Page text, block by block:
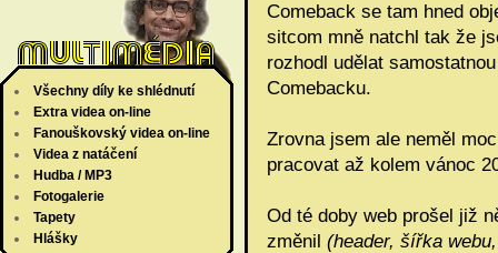
Všechny díly ke shlédnutí
Extra videa on-line
Fanouškovský videa on-line
Videa z natáčení
Hudba / MP3
Fotogalerie
Tapety
Hlášky
Comeback se tam hned
sitcom mně natchl tak že
rozhodl udělat
Comebacku.
Zrovna jsem ale neměl
pracovat až kolem vánoc
Od té doby web prošel již
změnil (header, šířka